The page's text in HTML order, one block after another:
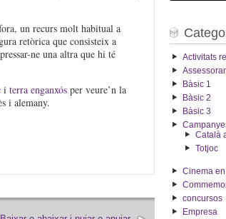
un recurs molt habitual a
retòrica que consisteix a
ne una altra que hi té
i terra enganxósper veure’n la
i alemany.
Activitats
Bàsic 1
Bàsic 2
Bàsic 3
Català
Totjoc
Cinema
concursos
Empresa